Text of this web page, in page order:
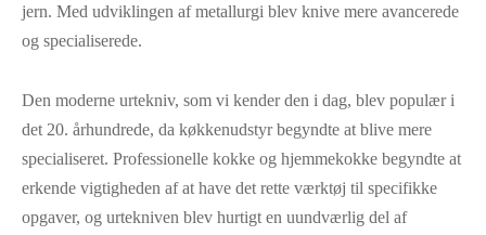
jern. Med udviklingen af metallurgi blev knive mere avancerede
og specialiserede.
Den moderne urtekniv, som vi kender den i dag, blev populær i
det 20. århundrede, da køkkenudstyr begyndte at blive mere
specialiseret. Professionelle kokke og hjemmekokke begyndte at
erkende vigtigheden af at have det rette værktøj til specifikke
opgaver, og urtekniven blev hurtigt en uundværlig del af